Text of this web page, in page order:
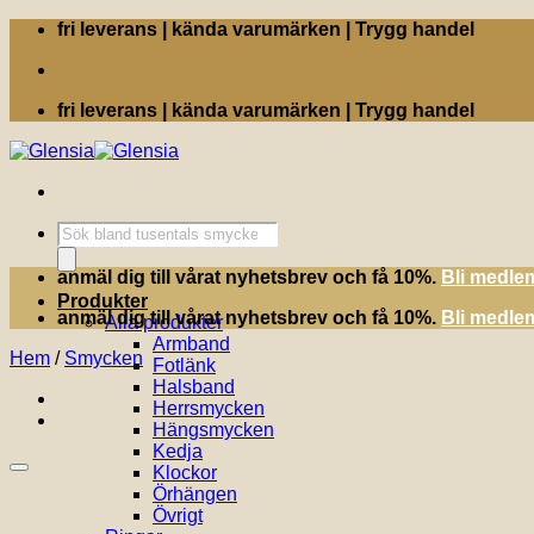
Skip
content
fri leverans | kända varumärken | Trygg handel
fri leverans | kända varumärken | Trygg handel
Produktsökning
Produkter
Alla produkter
Armband
Fotlänk
Halsband
Herrsmycken
Hängsmycken
Kedja
Klockor
Örhängen
Övrigt
anmäl dig till vårat nyhetsbrev och få 10%. Bli
anmäl dig till vårat nyhetsbrev och få 10%. Bli
Hem / Smycken